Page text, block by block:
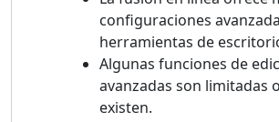
configuraciones
herramientas de
Algunas funciones de
avanzadas son limitadas
existen.